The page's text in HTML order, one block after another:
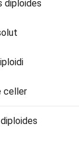
diploides
celler